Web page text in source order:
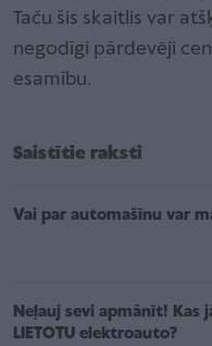
Taču šis skaitlis var
negodīgi pārdevēji
esamību.
Saistītie raksti
Vai par automašīnu var
Neļauj sevi apmānīt! Kas
LIETOTU elektroauto?